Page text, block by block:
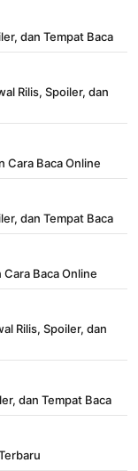
dan Tempat Baca
Rilis, Spoiler, dan
Cara Baca Online
dan Tempat Baca
Baca Online
Rilis, Spoiler, dan
dan Tempat Baca